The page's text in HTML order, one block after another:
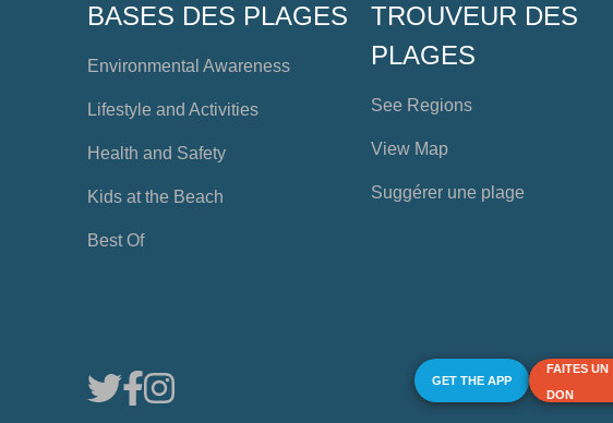
BASES DES PLAGES
Environmental Awareness
Lifestyle and Activities
Health and Safety
Kids at the Beach
Best Of
TROUVEUR DES
PLAGES
See Regions
View Map
Suggérer une plage
GET THE APP
FAITES UN
DON